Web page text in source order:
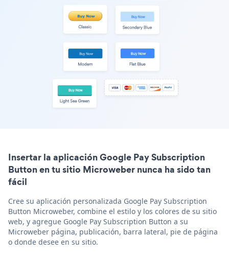
Insertar la aplicación Google Pay Subscription
Button en tu sitio Microweber nunca ha sido tan
fácil
Cree su aplicación personalizada Google Pay Subscription
Button Microweber, combine el estilo y los colores de su sitio
web, y agregue Google Pay Subscription Button a su
Microweber página, publicación, barra lateral, pie de página
o donde desee en su sitio.